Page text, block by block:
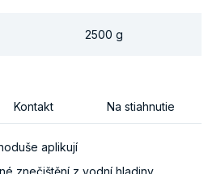
2500 g
Kontakt Na stiahnutie
aplikují
znečištění z vodní hladiny